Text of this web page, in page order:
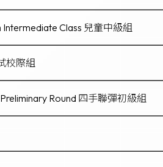
Class 兒童中級組
校際組
Round 四手聯彈初級組